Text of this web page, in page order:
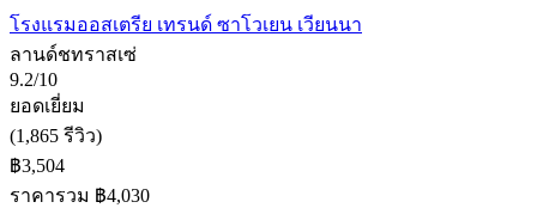
โรงแรมออสเตรีย เทรนด์ ซาโวเยน เวียนนา
ลานด์ชทราสเซ่
9.2/10
ยอดเยี่ยม
(1,865 รีวิว)
฿3,504
ราคารวม ฿4,030